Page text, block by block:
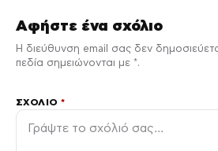
Αφήστε ένα σχόλιο
Η διεύθυνση email σας δεν
πεδία σημειώνονται με *.
ΣΧΌΛΙΟ*